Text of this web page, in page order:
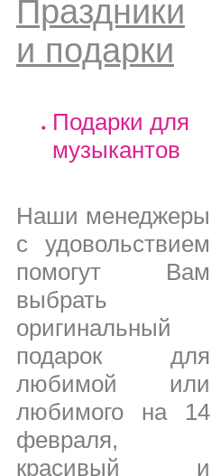
Праздники
и подарки
Подарки для
музыкантов
Наши менеджеры
с удовольствием
помогут Вам
выбрать
оригинальный
подарок для
любимой или
любимого на 14
февраля,
красивый и